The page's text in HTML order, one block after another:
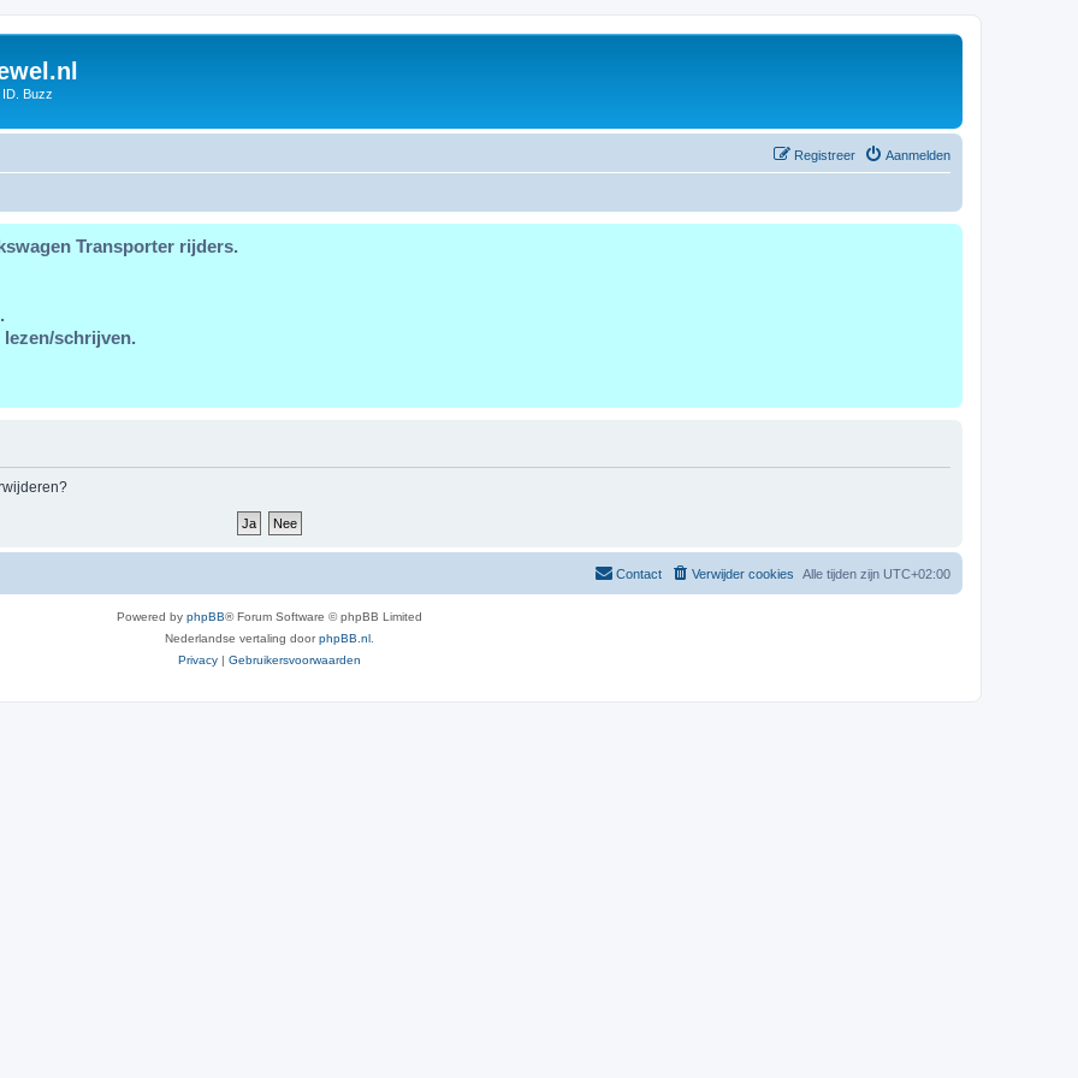
Buzz
Aanmelden
Registreer
Transporter rijders.
schrijven.
Alle tijden zijn UTC+02:00
Verwijder cookies
Contact
Powered by phpBB® Forum Software © phpBB Limited
Nederlandse vertaling doorphpBB.nl
Privacy | Gebruikersvoorwaarden